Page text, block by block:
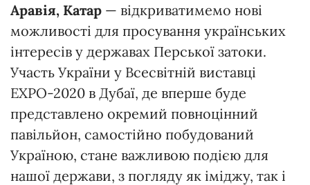
Аравія, Катар — відкриватимемо нові
можливості для просування українських
інтересів у державах Перської затоки.
Участь України у Всесвітній виставці
EXPO-2020 в Дубаї, де вперше буде
представлено окремий повноцінний
павільйон, самостійно побудований
Україною, стане важливою подією для
нашої держави, з погляду як іміджу, так і